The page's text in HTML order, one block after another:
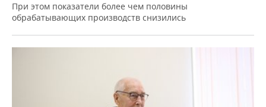
При этом показатели более чем половины
обрабатывающих производств снизились